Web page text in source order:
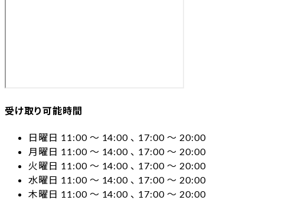
受け取り可能時間
日曜日 11:00 〜 14:00 、 17:00 〜 20:00
月曜日 11:00 〜 14:00 、 17:00 〜 20:00
火曜日 11:00 〜 14:00 、 17:00 〜 20:00
水曜日 11:00 〜 14:00 、 17:00 〜 20:00
木曜日 11:00 〜 14:00 、 17:00 〜 20:00